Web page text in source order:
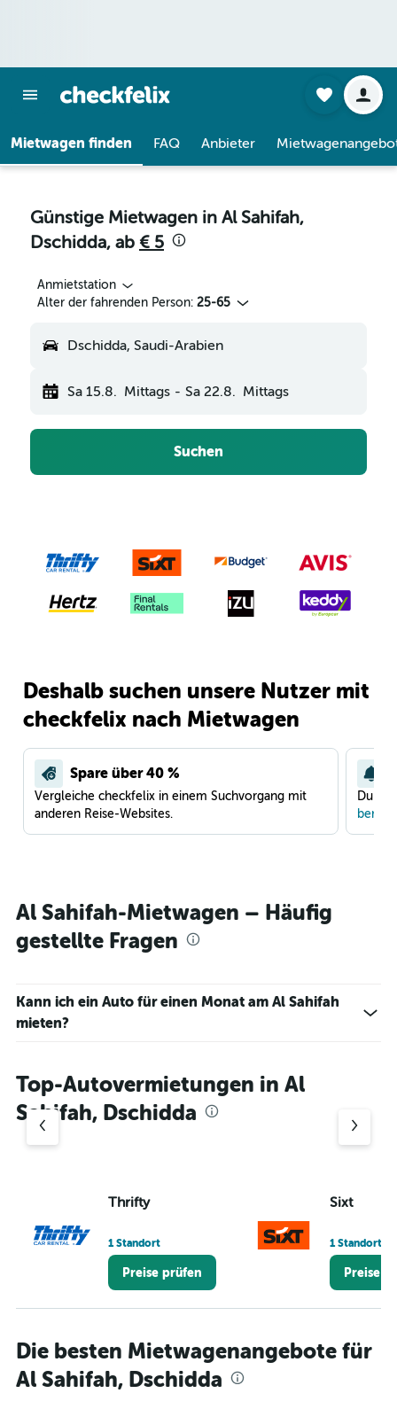
Mietwagen finden FAQ Anbieter
Günstige Mietwagen in Al Sahifah,
Dschidda, ab € 5
Anmietstation
Alter der fahrenden Person: 25-65
Dschidda, Saudi-Arabien
Sa 15.8. Mittags - Sa 22.8. Mittags
Suchen
Deshalb suchen unsere Nutzer mit
checkfelix nach Mietwagen
Spare über 40 %
Vergleiche checkfelix in einem Suchvorgang mit
anderen Reise-Websites.
Du
Al Sahifah-Mietwagen – Häufig
gestellte Fragen
Kann ich ein Auto für einen Monat am Al Sahifah
mieten?
Top-Autovermietungen in Al
Sahifah, Dschidda
Thrifty
1 Standort
Preise prüfen
Sixt
1 Standort
Preise
Die besten Mietwagenangebote für
Al Sahifah, Dschidda